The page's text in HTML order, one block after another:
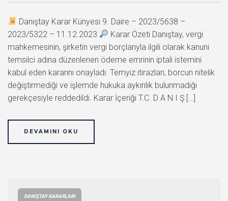
Danıştay Karar Künyesi 9. Daire – 2023/5638 –
2023/5322 – 11.12.2023
Karar Özeti Danıştay, vergi
mahkemesinin, şirketin vergi borçlarıyla ilgili olarak kanuni
temsilci adına düzenlenen ödeme emrinin iptali istemini
kabul eden kararını onayladı. Temyiz itirazları, borcun nitelik
değiştirmediği ve işlemde hukuka aykırılık bulunmadığı
gerekçesiyle reddedildi. Karar İçeriği T.C. D A N I Ş […]
DEVAMINI OKU
DANIŞTAY KARARLARI